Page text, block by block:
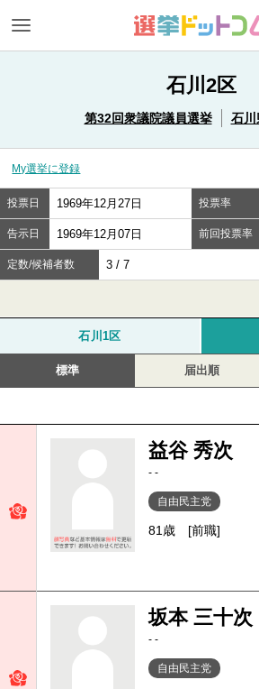
石川2区
第32回衆議院議員選挙 石川
My選挙に登録
投票日 1969年12月27日 投票率
告示日 1969年12月07日 前回投票率
定数/候補者数 3 / 7
石川1区
標準 届出順
益谷 秀次
- -
自由民主党
81歳 [前職]
坂本 三十次
- -
自由民主党